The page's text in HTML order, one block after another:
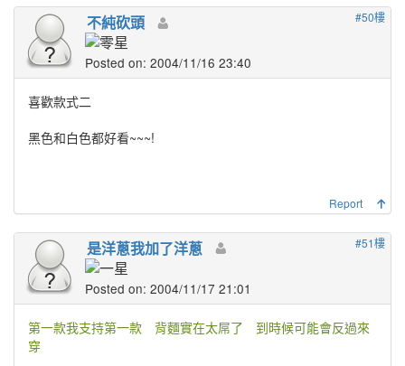
#50樓
不純砍頭
Posted on: 2004/11/16 23:40
喜歡款式二
黑色和白色都好看~~~!
Report
#51樓
是洋蔥我加了洋蔥
Posted on: 2004/11/17 21:01
第一款我支持第一款 背麵實在太屌了 到時候可能會反過來
穿